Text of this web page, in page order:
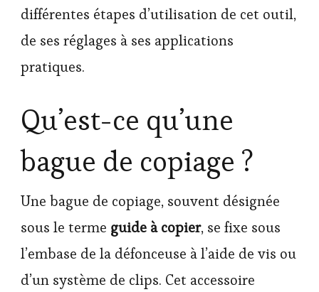
différentes étapes d’utilisation de cet outil,
de ses réglages à ses applications
pratiques.
Qu’est-ce qu’une
bague de copiage ?
Une bague de copiage, souvent désignée
sous le terme guide à copier, se fixe sous
l’embase de la défonceuse à l’aide de vis ou
d’un système de clips. Cet accessoire